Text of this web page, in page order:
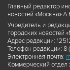
Главный редактор
новостей «Москва»
Учредитель и
городских новостей
Адрес редакции:
Телефон редакции:
Электронная почта:
Коммерческий